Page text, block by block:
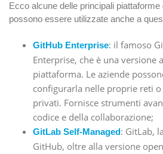
Ecco alcune delle principali
possono essere utilizzate anche a
GitHub Enterprise: il famoso
Enterprise, che è una versione
piattaforma. Le aziende
configurarla nelle proprie reti
privati. Fornisce strumenti
codice e della collaborazione;
GitLab Self-Managed: GitLab,
GitHub, oltre alla versione